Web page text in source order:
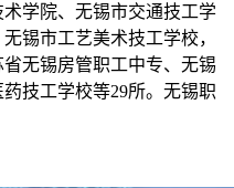
学院、无锡市交通技工学
锡市工艺美术技工学校，
无锡房管职工中专、无锡
技工学校等29所。无锡职